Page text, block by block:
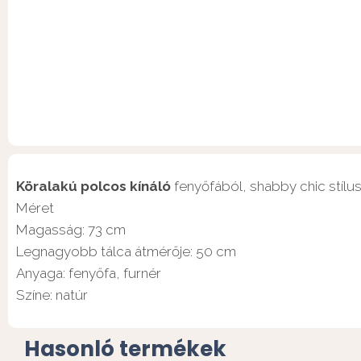
Köralakú polcos kínáló fenyőfából, shabby chic
Méret
Magasság: 73 cm
Legnagyobb tálca átmérője: 50 cm
Anyaga: fenyőfa, furnér
Színe: natúr
Hasonló termékek